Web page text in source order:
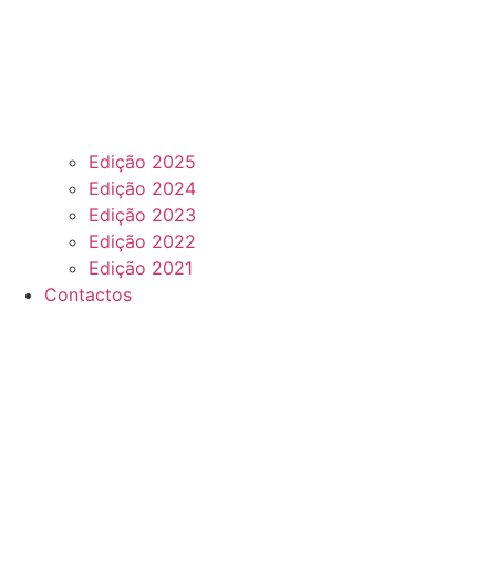
Edição 2025
Edição 2024
Edição 2023
Edição 2022
Edição 2021
Contactos